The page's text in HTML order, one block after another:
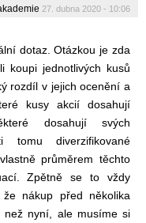
27. dubna 2020 - 10:06
dotaz. Otázkou je zda
koupi jednotlivých kusů
rozdíl v jejich ocenění a
kusy akcií dosahují
dosahují svých
tomu diverzifikované
průměrem těchto
Zpětně se to vždy
nákup před několika
nyní, ale musíme si